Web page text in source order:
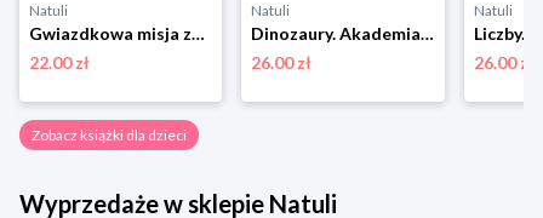
Natuli
Gwiazdkowa misja zajączka Yoyo books
22.00 zł
Natuli
Dinozaury. Akademia mądrego dziecka. Wodne przygody Harper colins / harper kids
26.00 zł
Natuli
26.00 zł
Zobacz książki dla dzieci
Wyprzedaże w sklepie Natuli